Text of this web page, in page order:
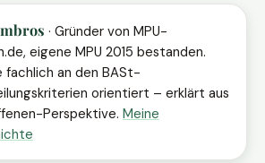
· Gründer von MPU-
eigene MPU 2015 bestanden.
fachlich an den BASt-
orientiert – erklärt aus
Perspektive. Meine